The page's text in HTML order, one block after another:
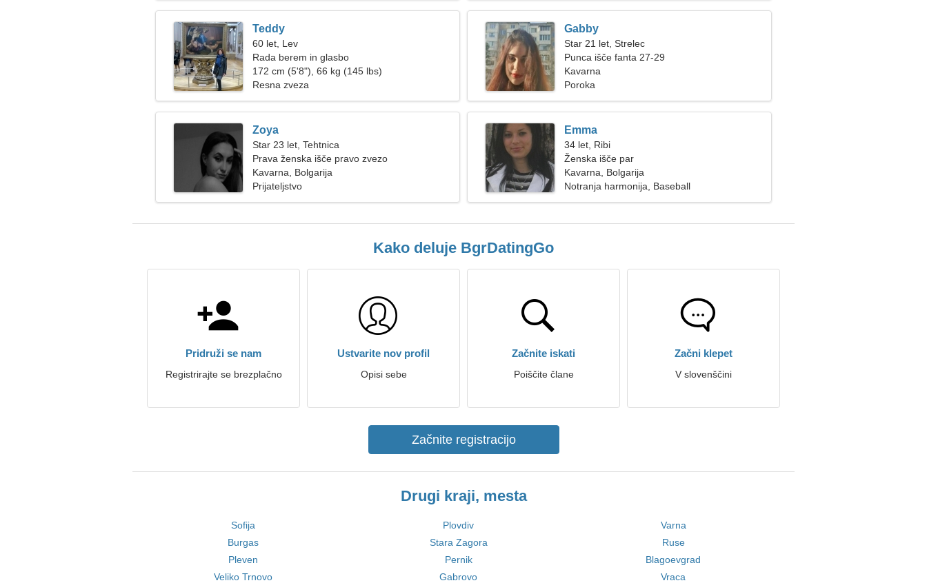
Teddy
60 let, Lev
Rada berem in glasbo
172 cm (5'8"), 66 kg (145 lbs)
Resna zveza
Gabby
Star 21 let, Strelec
Punca išče fanta 27-29
Kavarna
Poroka
Zoya
Star 23 let, Tehtnica
Prava ženska išče pravo zvezo
Kavarna, Bolgarija
Prijateljstvo
Emma
34 let, Ribi
Ženska išče par
Kavarna, Bolgarija
Notranja harmonija, Baseball
Kako deluje BgrDatingGo
Pridruži se nam
Registrirajte se brezplačno
Ustvarite nov profil
Opisi sebe
Začnite iskati
Poiščite člane
Začni klepet
V slovenščini
Začnite registracijo
Drugi kraji, mesta
Sofija Plovdiv
Varna
Burgas
Stara Zagora
Ruse
Pleven
Pernik
Blagoevgrad
Veliko Trnovo
Gabrovo Vraca